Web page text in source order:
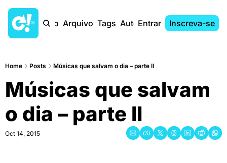
Início Arquivo Tags AutoresEntrar Inscreva-se
Home Posts Músicas que salvam o dia – parte II
Músicas que salvam
o dia – parte II
Oct 14, 2015